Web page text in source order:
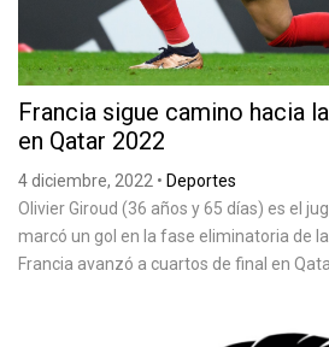
Francia sigue camino hacia
en Qatar 2022
4 diciembre, 2022 • Deportes
Olivier Giroud (36 años y 65 días) es el
marcó un gol en la fase eliminatoria de la
Francia avanzó a cuartos de final en